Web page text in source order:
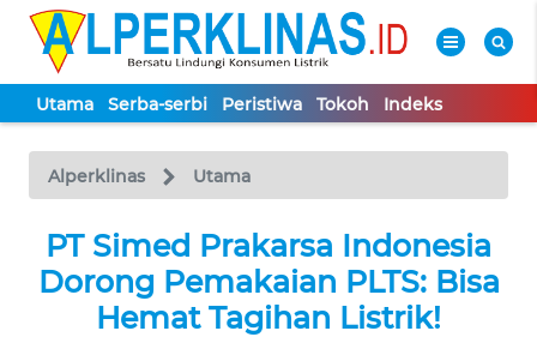
Utama Serba-serbi Peristiwa Tokoh Indeks
Alperklinas Utama
PT Simed Prakarsa Indonesia
Dorong Pemakaian PLTS: Bisa
Hemat Tagihan Listrik!
TV
Tutup
UTAMA